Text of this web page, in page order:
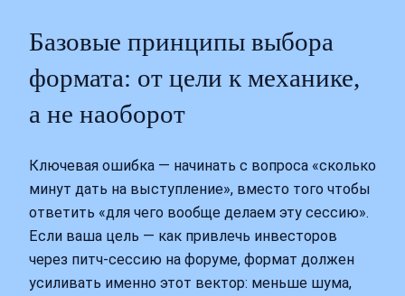
Базовые принципы выбора
формата: от цели к механике,
а не наоборот
Ключевая ошибка — начинать с вопроса «сколько
минут дать на выступление», вместо того чтобы
ответить «для чего вообще делаем эту сессию».
Если ваша цель — как привлечь инвесторов
через питч-сессию на форуме, формат должен
усиливать именно этот вектор: меньше шума,